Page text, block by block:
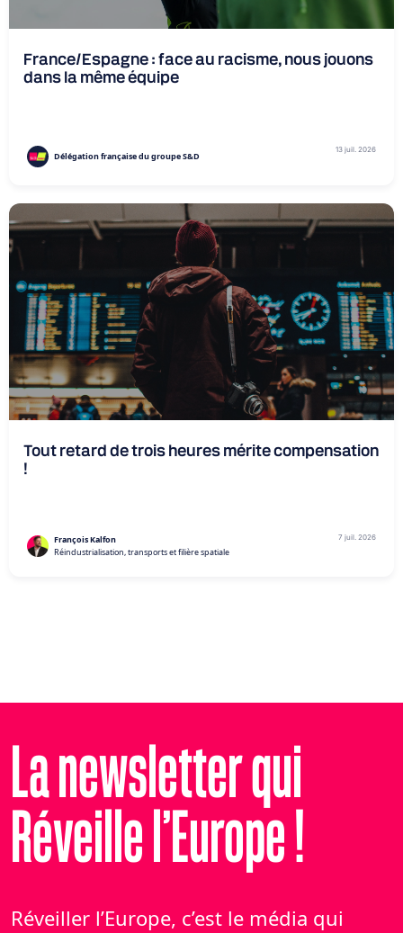
France/Espagne : face au racisme, nous jouons
dans la même équipe
Délégation française du groupe S&D
13 juil. 2026
Tout retard de trois heures mérite compensation
!
François Kalfon
Réindustrialisation, transports et filière spatiale
7 juil. 2026
La newsletter qui
Réveille l’Europe !
Réveiller l’Europe, c’est le média qui